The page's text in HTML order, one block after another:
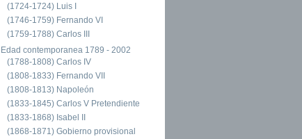
(1724-1724) Luis I
(1746-1759) Fernando VI
(1759-1788) Carlos III
Edad contemporanea 1789 - 2002
(1788-1808) Carlos IV
(1808-1833) Fernando VII
(1808-1813) Napoleón
(1833-1845) Carlos V Pretendiente
(1833-1868) Isabel II
(1868-1871) Gobierno provisional